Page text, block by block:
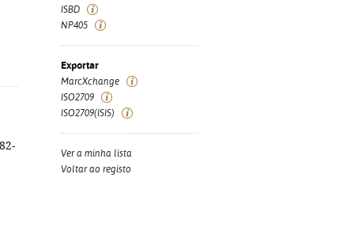
ISBD
NP405
Exportar
MarcXchange
ISO2709
ISO2709(ISIS)
Ver a minha lista
Voltar ao registo